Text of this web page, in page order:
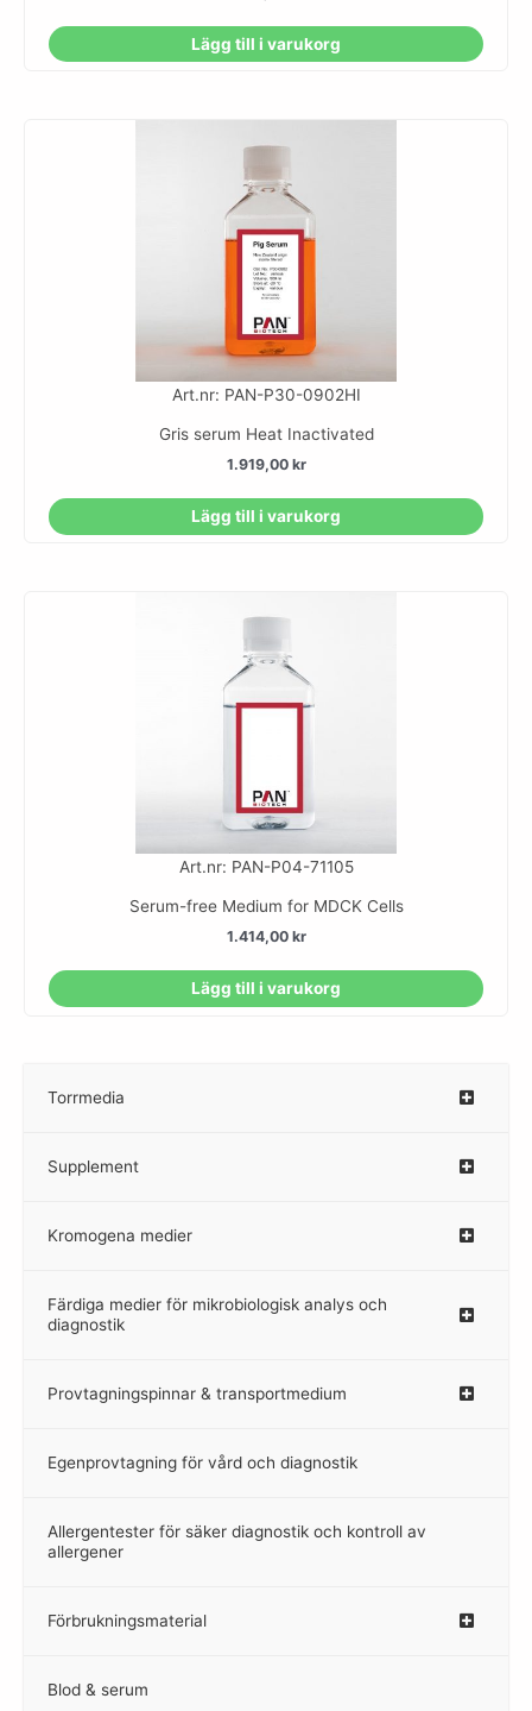
Lägg till i varukorg
Art.nr: PAN-P30-0902HI
Gris serum Heat Inactivated
1.919,00 kr
Lägg till i varukorg
Art.nr: PAN-P04-71105
Serum-free Medium for MDCK Cells
1.414,00 kr
Lägg till i varukorg
Torrmedia
–
Supplement
–
Kromogena medier
–
Färdiga medier för mikrobiologisk analys och
diagnostik
Provtagningspinnar & transportmedium
–
Egenprovtagning för vård och diagnostik
–
Allergentester för säker diagnostik och kontroll av
allergener
–
Förbrukningsmaterial
Blod & serum